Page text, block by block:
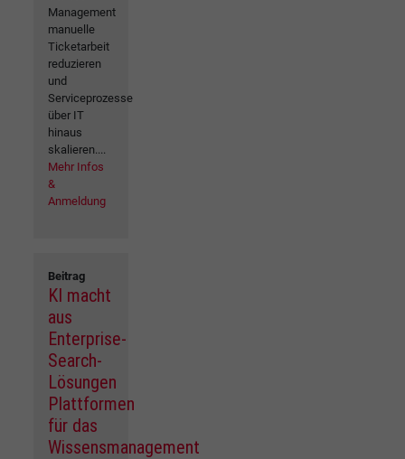
Management
manuelle
Ticketarbeit
reduzieren
und
Serviceprozesse
über IT
hinaus
skalieren....
Mehr Infos
&
Anmeldung
Beitrag
KI macht
aus
Enterprise-
Search-
Lösungen
Plattformen
für das
Wissensmanagement